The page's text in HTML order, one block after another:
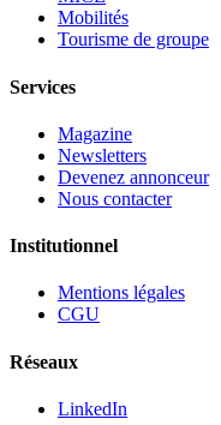
Mobilités
Tourisme de groupe
Services
Magazine
Newsletters
Devenez annonceur
Nous contacter
Institutionnel
Mentions légales
CGU
Réseaux
LinkedIn